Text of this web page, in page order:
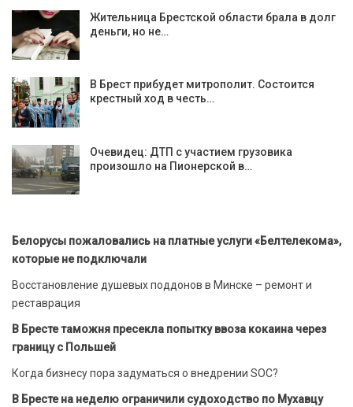
Жительница Брестской области брала в долг
деньги, но не…
В Брест прибудет митрополит. Состоится
крестный ход в честь…
Очевидец: ДТП с участием грузовика
произошло на Пионерской в…
Белорусы пожаловались на платные услуги «Белтелекома»,
которые не подключали
Восстановление душевых поддонов в Минске – ремонт и
реставрация
В Бресте таможня пресекла попытку ввоза кокаина через
границу с Польшей
Когда бизнесу пора задуматься о внедрении SOC?
В Бресте на неделю ограничили судоходство по Мухавцу